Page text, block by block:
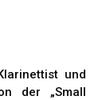
und
der „Small